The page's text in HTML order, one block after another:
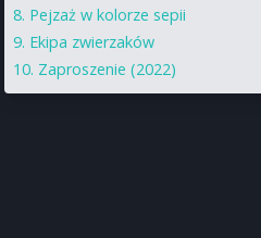
Pejzaż w kolorze sepii
Ekipa zwierzaków
Zaproszenie (2022)